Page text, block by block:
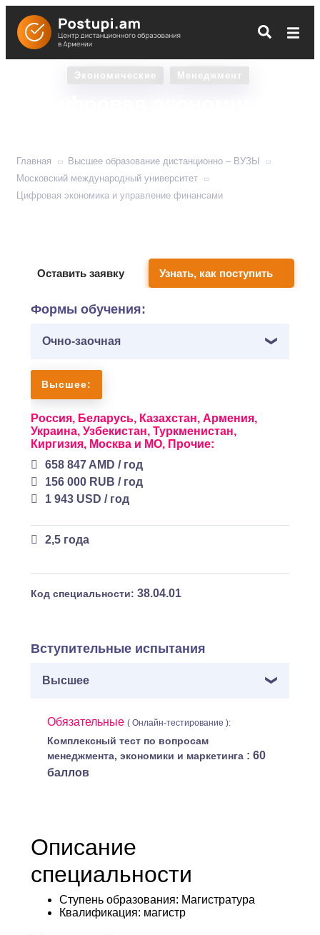
Экономические Менеджмент
Главная
Высшее образование дистанционно – ВУЗЫ
Московский международный университет
Цифровая экономика и управление финансами
Оставить заявку Узнать, как поступить
Формы обучения:
Очно-заочная
Высшее:
Россия, Беларусь, Казахстан, Армения,
Украина, Узбекистан, Туркменистан,
Киргизия, Москва и МО, Прочие:
658 847 AMD / год
156 000 RUB / год
1 943 USD / год
2,5 года
Код специальности: 38.04.01
Вступительные испытания
Высшее
Обязательные ( Онлайн-тестирование ):
Комплексный тест по вопросам
менеджмента, экономики и маркетинга : 60
баллов
Описание
специальности
Ступень образования: Магистратура
Квалификация: магистр